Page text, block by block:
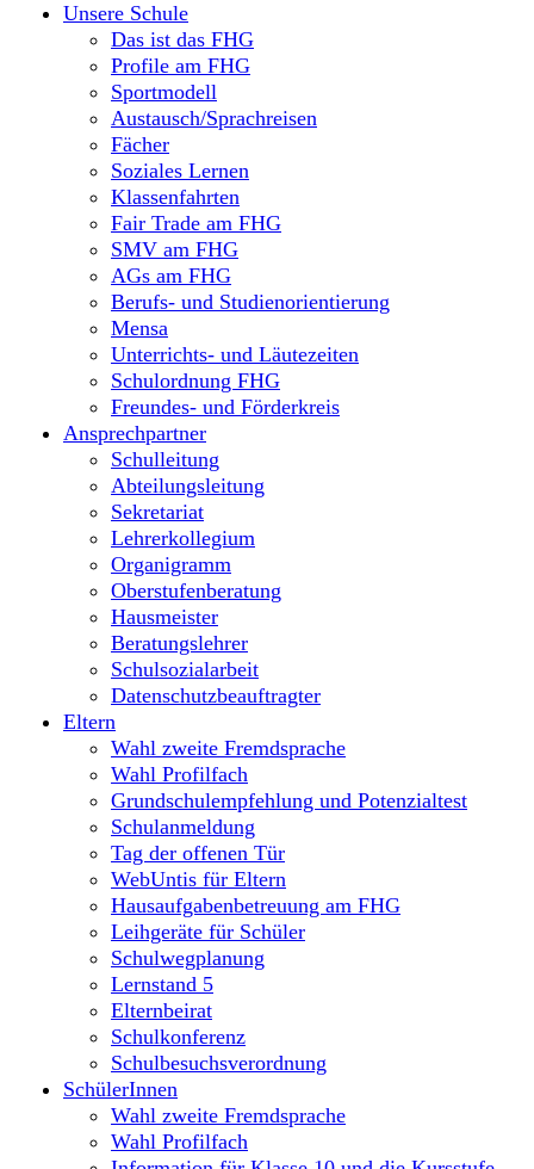
Unsere Schule
Das ist das FHG
Profile am FHG
Sportmodell
Austausch/Sprachreisen
Fächer
Soziales Lernen
Klassenfahrten
Fair Trade am FHG
SMV am FHG
AGs am FHG
Berufs- und Studienorientierung
Mensa
Unterrichts- und Läutezeiten
Schulordnung FHG
Freundes- und Förderkreis
Ansprechpartner
Schulleitung
Abteilungsleitung
Sekretariat
Lehrerkollegium
Organigramm
Oberstufenberatung
Hausmeister
Beratungslehrer
Schulsozialarbeit
Datenschutzbeauftragter
Eltern
Wahl zweite Fremdsprache
Wahl Profilfach
Grundschulempfehlung und Potenzialtest
Schulanmeldung
Tag der offenen Tür
WebUntis für Eltern
Hausaufgabenbetreuung am FHG
Leihgeräte für Schüler
Schulwegplanung
Lernstand 5
Elternbeirat
Schulkonferenz
Schulbesuchsverordnung
SchülerInnen
Wahl zweite Fremdsprache
Wahl Profilfach